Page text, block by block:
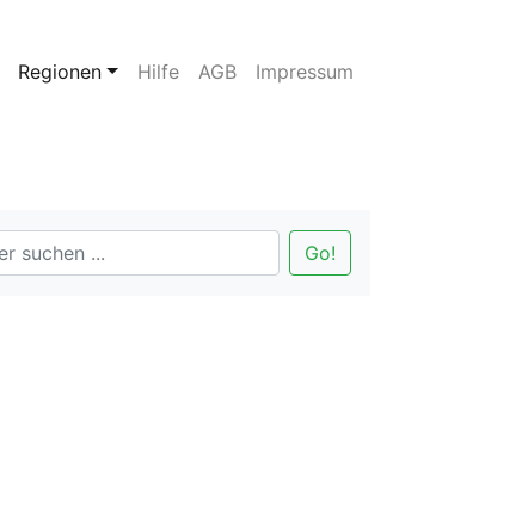
Regionen Hilfe AGB Impressum
Go!